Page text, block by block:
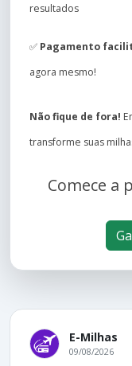
resultados
✅ Pagamento
agora mesmo!
Não fique de fora!
transforme suas
Comece a
E-Milhas
09/08/2026